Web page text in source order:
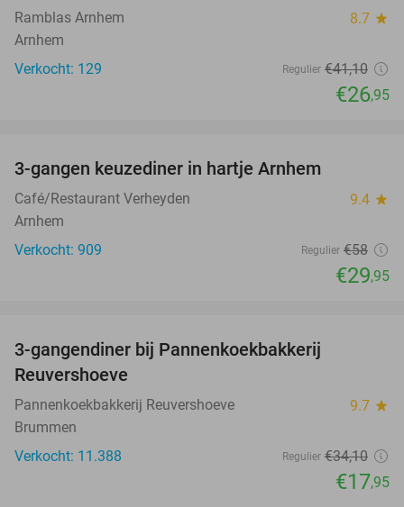
Ramblas Arnhem 8.7 star
Arnhem
Verkocht: 129
Regulier €41,10
€26,95
3-gangen keuzediner in hartje Arnhem
Café/Restaurant Verheyden 9.4 star
Arnhem
Verkocht: 909
Regulier €58
€29,95
3-gangendiner bij Pannenkoekbakkerij
Reuvershoeve
Pannenkoekbakkerij Reuvershoeve 9.7 star
Brummen
Verkocht: 11.388
Regulier €34,10
€17,95